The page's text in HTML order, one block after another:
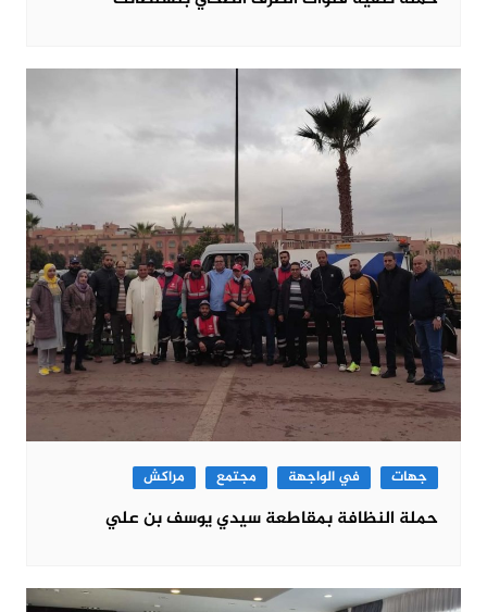
جهات في الواجهة مجتمع مراكش
حملة النظافة بمقاطعة سيدي يوسف بن علي